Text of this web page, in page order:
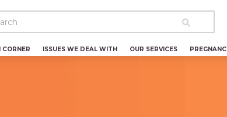
ISSUES WE DEAL WITH OUR SERVICES